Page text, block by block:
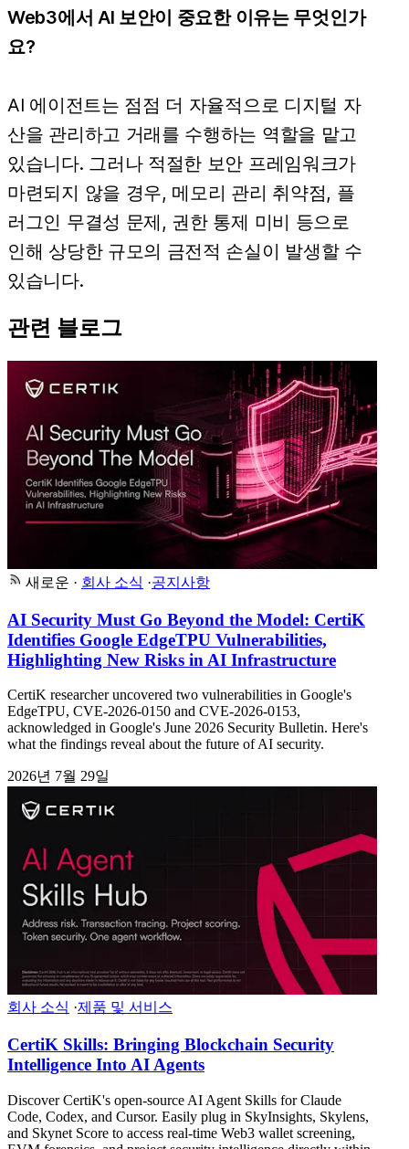
Web3에서 AI 보안이 중요한 이유는 무엇인가
요?
AI 에이전트는 점점 더 자율적으로 디지털 자
산을 관리하고 거래를 수행하는 역할을 맡고
있습니다. 그러나 적절한 보안 프레임워크가
마련되지 않을 경우, 메모리 관리 취약점, 플
러그인 무결성 문제, 권한 통제 미비 등으로
인해 상당한 규모의 금전적 손실이 발생할 수
있습니다.
관련 블로그
새로운 · 회사 소식 ·공지사항
AI Security Must Go Beyond the Model: CertiK
Identifies Google EdgeTPU Vulnerabilities,
Highlighting New Risks in AI Infrastructure
CertiK researcher uncovered two vulnerabilities in Google's
EdgeTPU, CVE-2026-0150 and CVE-2026-0153,
acknowledged in Google's June 2026 Security Bulletin. Here's
what the findings reveal about the future of AI security.
2026년 7월 29일
회사 소식 ·제품 및 서비스
CertiK Skills: Bringing Blockchain Security
Intelligence Into AI Agents
Discover CertiK's open-source AI Agent Skills for Claude
Code, Codex, and Cursor. Easily plug in SkyInsights, Skylens,
and Skynet Score to access real-time Web3 wallet screening,